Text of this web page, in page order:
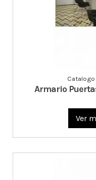
Armario
Ver